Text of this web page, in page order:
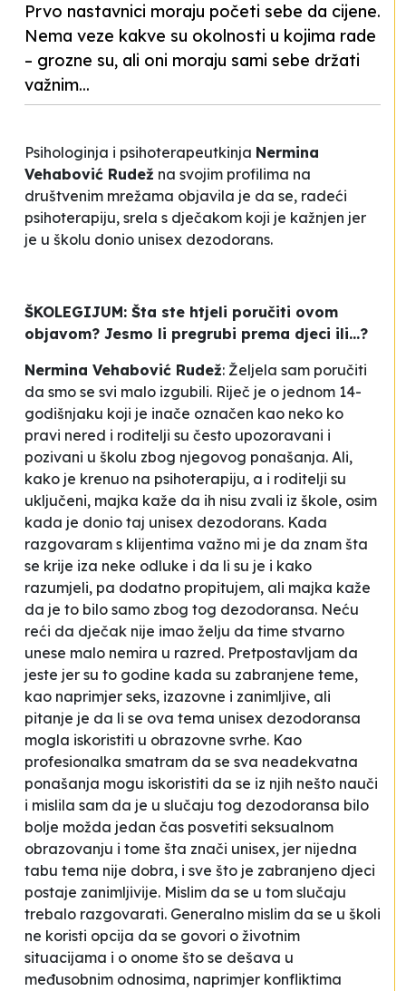
Prvo nastavnici moraju početi sebe da cijene.
Nema veze kakve su okolnosti u kojima rade
– grozne su, ali oni moraju sami sebe držati
važnim...
Psihologinja i psihoterapeutkinja Nermina
Vehabović Rudež na svojim profilima na
društvenim mrežama objavila je da se, radeći
psihoterapiju, srela s dječakom koji je kažnjen jer
je u školu donio unisex dezodorans.
ŠKOLEGIJUM: Šta ste htjeli poručiti ovom
objavom? Jesmo li pregrubi prema djeci ili...?
Nermina Vehabović Rudež: Željela sam poručiti
da smo se svi malo izgubili. Riječ je o jednom 14-
godišnjaku koji je inače označen kao neko ko
pravi nered i roditelji su često upozoravani i
pozivani u školu zbog njegovog ponašanja. Ali,
kako je krenuo na psihoterapiju, a i roditelji su
uključeni, majka kaže da ih nisu zvali iz škole, osim
kada je donio taj unisex dezodorans. Kada
razgovaram s klijentima važno mi je da znam šta
se krije iza neke odluke i da li su je i kako
razumjeli, pa dodatno propitujem, ali majka kaže
da je to bilo samo zbog tog dezodoransa. Neću
reći da dječak nije imao želju da time stvarno
unese malo nemira u razred. Pretpostavljam da
jeste jer su to godine kada su zabranjene teme,
kao naprimjer seks, izazovne i zanimljive, ali
pitanje je da li se ova tema unisex dezodoransa
mogla iskoristiti u obrazovne svrhe. Kao
profesionalka smatram da se sva neadekvatna
ponašanja mogu iskoristiti da se iz njih nešto nauči
i mislila sam da je u slučaju tog dezodoransa bilo
bolje možda jedan čas posvetiti seksualnom
obrazovanju i tome šta znači unisex, jer nijedna
tabu tema nije dobra, i sve što je zabranjeno djeci
postaje zanimljivije. Mislim da se u tom slučaju
trebalo razgovarati. Generalno mislim da se u školi
ne koristi opcija da se govori o životnim
situacijama i o onome što se dešava u
međusobnim odnosima, naprimjer konfliktima